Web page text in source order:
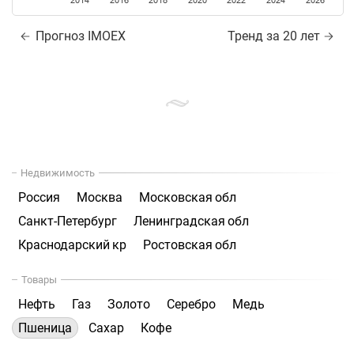
Прогноз IMOEX Тренд за 20 лет
Недвижимость
Россия Москва
Московская обл
Санкт-Петербург
Ленинградская обл
Краснодарский кр
Ростовская обл
Товары
Нефть Газ Золото Серебро
Медь
Пшеница
Сахар Кофе